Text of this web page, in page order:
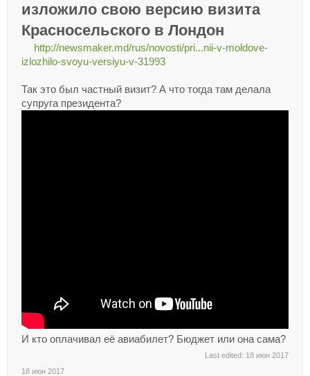
изложило свою версию визита
Красносельского в Лондон
http://newsmaker.md/rus/novosti/pri...nii-v-moldove-
izlozhilo-svoyu-versiyu-v-31993
Так это был частный визит? А что тогда там делала
супруга президента?
И кто оплачивал её авиабилет? Бюджет или она сама?
Last edited: 18 июн 2017
18 июн 2017